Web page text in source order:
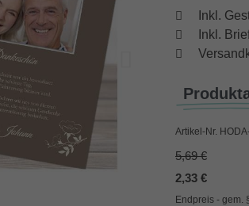
Inkl.
Inkl.
Artikel-Nr.
5,69 €
2,33 €
Endpreis - gem.